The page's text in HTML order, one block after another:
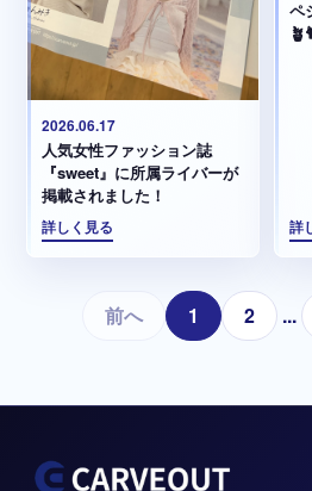
2026.06.17
人気女性ファッション誌
『sweet』に所属ライバーが
掲載されました！
詳しく見る
ペ
詳
前へ 1 2 ...